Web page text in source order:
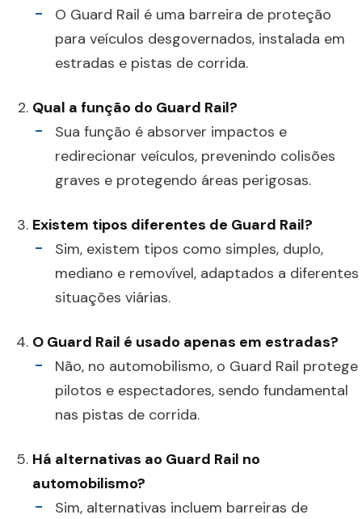
O Guard Rail é uma barreira de proteção
para veículos desgovernados, instalada em
estradas e pistas de corrida.
Qual a função do Guard Rail?
Sua função é absorver impactos e
redirecionar veículos, prevenindo colisões
graves e protegendo áreas perigosas.
Existem tipos diferentes de Guard Rail?
Sim, existem tipos como simples, duplo,
mediano e removível, adaptados a diferentes
situações viárias.
O Guard Rail é usado apenas em estradas?
Não, no automobilismo, o Guard Rail protege
pilotos e espectadores, sendo fundamental
nas pistas de corrida.
Há alternativas ao Guard Rail no
automobilismo?
Sim, alternativas incluem barreiras de